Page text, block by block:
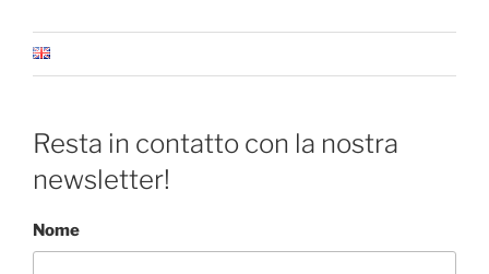
Resta in contatto con la nostra
newsletter!
Nome